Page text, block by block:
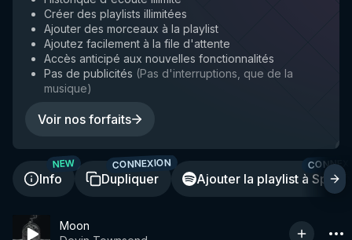
Créer des playlists illimitées
Ajouter des morceaux à la playlist
Ajoutez facilement à la file d'attente
Accès anticipé aux nouvelles fonctionnalités
Pas de publicités (Pas d'interruptions, que de la
musique)
Voir nos forfaits
Info
NEW
Dupliquer
CONNEXION
Ajouter la playlist à
Moon